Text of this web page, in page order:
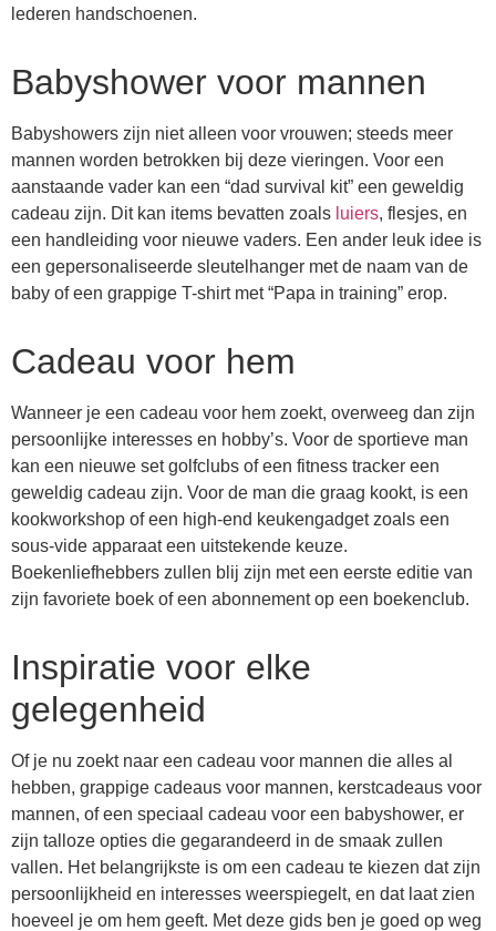
lederen handschoenen.
Babyshower voor mannen
Babyshowers zijn niet alleen voor vrouwen; steeds meer
mannen worden betrokken bij deze vieringen. Voor een
aanstaande vader kan een “dad survival kit” een geweldig
cadeau zijn. Dit kan items bevatten zoals luiers, flesjes, en
een handleiding voor nieuwe vaders. Een ander leuk idee is
een gepersonaliseerde sleutelhanger met de naam van de
baby of een grappige T-shirt met “Papa in training” erop.
Cadeau voor hem
Wanneer je een cadeau voor hem zoekt, overweeg dan zijn
persoonlijke interesses en hobby’s. Voor de sportieve man
kan een nieuwe set golfclubs of een fitness tracker een
geweldig cadeau zijn. Voor de man die graag kookt, is een
kookworkshop of een high-end keukengadget zoals een
sous-vide apparaat een uitstekende keuze.
Boekenliefhebbers zullen blij zijn met een eerste editie van
zijn favoriete boek of een abonnement op een boekenclub.
Inspiratie voor elke
gelegenheid
Of je nu zoekt naar een cadeau voor mannen die alles al
hebben, grappige cadeaus voor mannen, kerstcadeaus voor
mannen, of een speciaal cadeau voor een babyshower, er
zijn talloze opties die gegarandeerd in de smaak zullen
vallen. Het belangrijkste is om een cadeau te kiezen dat zijn
persoonlijkheid en interesses weerspiegelt, en dat laat zien
hoeveel je om hem geeft. Met deze gids ben je goed op weg